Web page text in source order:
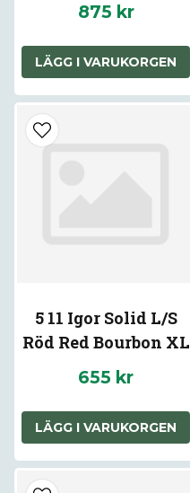
875 kr
LÄGG I VARUKORGEN
5 11 Igor Solid L/S
Röd Red Bourbon XL
655 kr
LÄGG I VARUKORGEN